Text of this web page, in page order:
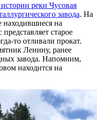
реки Чусовая
завода. На
находившиеся на
старое
то отливали прокат.
Ленину, ранее
завода. Напомним,
находится на